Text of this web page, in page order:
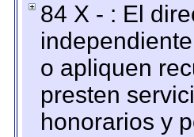
84 X - : El
o apliquen
presten
honorarios y